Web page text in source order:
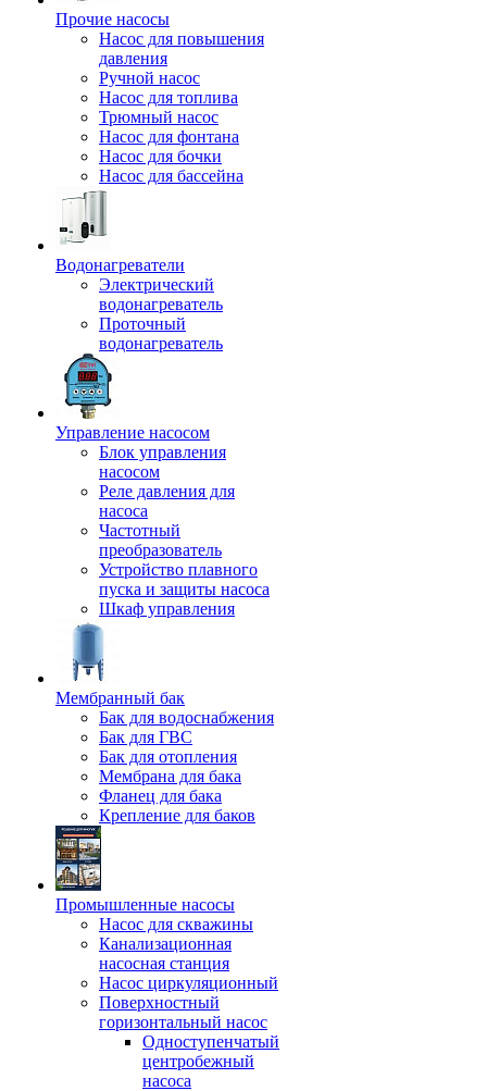
Прочие насосы
Насос для повышения
давления
Ручной насос
Насос для топлива
Трюмный насос
Насос для фонтана
Насос для бочки
Насос для бассейна
Водонагреватели
Электрический
водонагреватель
Проточный
водонагреватель
Управление насосом
Блок управления
насосом
Реле давления для
насоса
Частотный
преобразователь
Устройство плавного
пуска и защиты насоса
Шкаф управления
Мембранный бак
Бак для водоснабжения
Бак для ГВС
Бак для отопления
Мембрана для бака
Фланец для бака
Крепление для баков
Промышленные насосы
Насос для скважины
Канализационная
насосная станция
Насос циркуляционный
Поверхностный
горизонтальный насос
Одноступенчатый
центробежный
насоса